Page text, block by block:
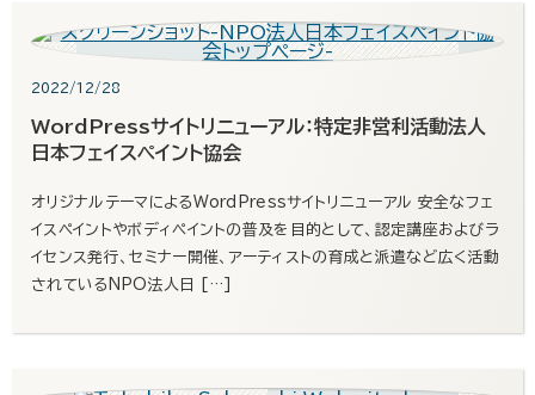
2022/12/28
WordPressサイトリニューアル：特定非営利活動法人
日本フェイスペイント協会
オリジナルテーマによるWordPressサイトリニューアル 安全なフェ
イスペイントやボディペイントの普及を目的として、認定講座およびラ
イセンス発行、セミナー開催、アーティストの育成と派遣など広く活動
されているNPO法人日 […]